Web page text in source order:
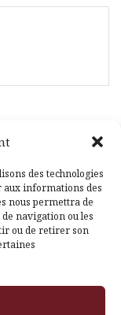
des technologies
aux informations des
nous permettra de
navigation ou les
ou de retirer son